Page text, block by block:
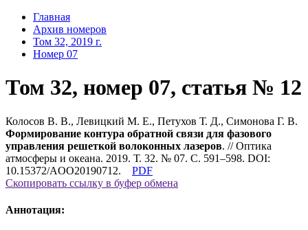
Главная
Архив номеров
Том 32, 2019 г.
Номер 07
Том 32, номер 07, статья № 12
Колосов В. В., Левицкий М. Е., Петухов Т. Д., Симонова Г. В.
Формирование контура обратной связи для фазового
управления решеткой волоконных лазеров. // Оптика
атмосферы и океана. 2019. Т. 32. № 07. С. 591–598. DOI:
10.15372/AOO20190712.
PDF
Скопировать ссылку в буфер обмена
Аннотация: